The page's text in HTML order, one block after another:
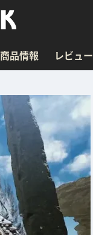
商品情報 レビュー